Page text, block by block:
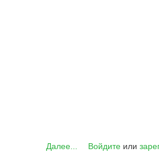
Далее... Войдите или